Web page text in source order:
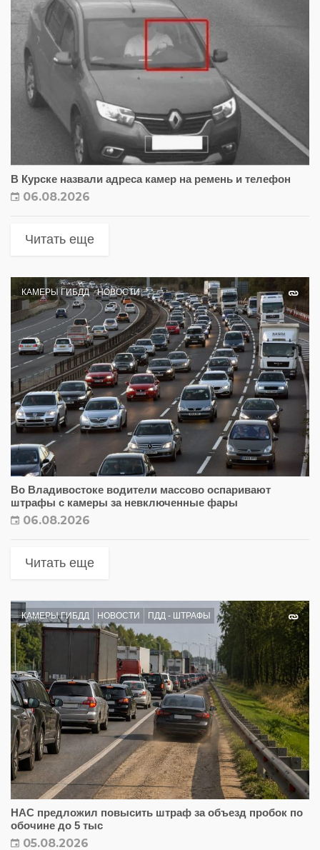
В Курске назвали адреса камер на ремень и телефон
06.08.2026
Читать еще
КАМЕРЫ ГИБДД НОВОСТИ
Во Владивостоке водители массово оспаривают
штрафы с камеры за невключенные фары
06.08.2026
Читать еще
КАМЕРЫ ГИБДД НОВОСТИ ПДД - ШТРАФЫ
НАС предложил повысить штраф за объезд пробок по
обочине до 5 тыс
05.08.2026